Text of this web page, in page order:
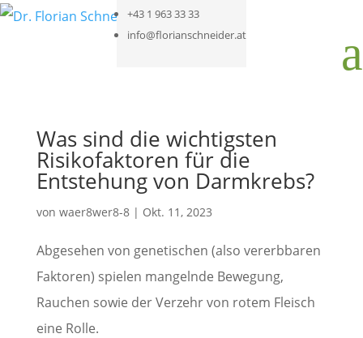
+43 1 963 33 33
info@florianschneider.at
a
Was sind die wichtigsten
Risikofaktoren für die
Entstehung von Darmkrebs?
von waer8wer8-8| Okt. 11, 2023
Abgesehen von genetischen (also vererbbaren
Faktoren) spielen mangelnde Bewegung,
Rauchen sowie der Verzehr von rotem Fleisch
eine Rolle.